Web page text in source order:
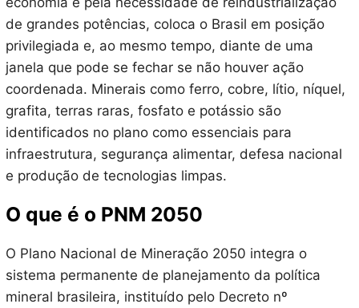
de grandes potências, coloca o Brasil em posição
privilegiada e, ao mesmo tempo, diante de uma
janela que pode se fechar se não houver ação
coordenada. Minerais como ferro, cobre, lítio, níquel,
grafita, terras raras, fosfato e potássio são
identificados no plano como essenciais para
infraestrutura, segurança alimentar, defesa nacional
e produção de tecnologias limpas.
O que é o PNM 2050
O Plano Nacional de Mineração 2050 integra o
sistema permanente de planejamento da política
mineral brasileira, instituído pelo Decreto nº